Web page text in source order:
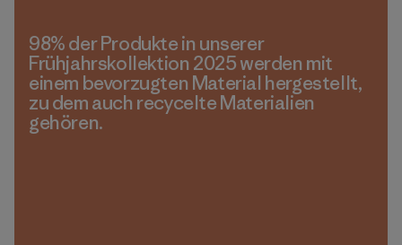
98% der Produkte in unserer
Frühjahrskollektion 2025 werden mit
einem bevorzugten Material hergestellt,
zu dem auch recycelte Materialien
gehören.